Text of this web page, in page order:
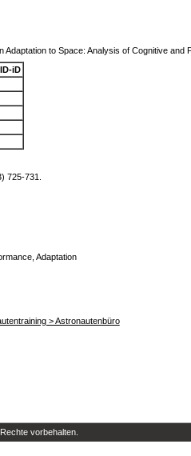
Adaptation to Space: Analysis of Cognitive
iD
725-731.
Adaptation
> Astronautenbüro
vorbehalten.